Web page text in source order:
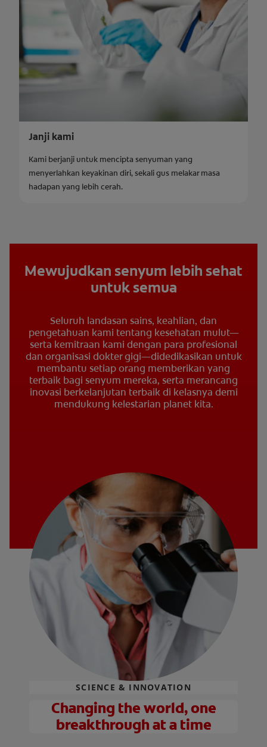
Janji kami
Kami berjanji untuk mencipta senyuman yang
menyerlahkan keyakinan diri, sekali gus melakar masa
hadapan yang lebih cerah.
Mewujudkan senyum lebih sehat
untuk semua
Seluruh landasan sains, keahlian, dan
pengetahuan kami tentang kesehatan mulut—
serta kemitraan kami dengan para profesional
dan organisasi dokter gigi—didedikasikan untuk
membantu setiap orang memberikan yang
terbaik bagi senyum mereka, serta merancang
inovasi berkelanjutan terbaik di kelasnya demi
mendukung kelestarian planet kita.
SCIENCE & INNOVATION
Changing the world, one
breakthrough at a time